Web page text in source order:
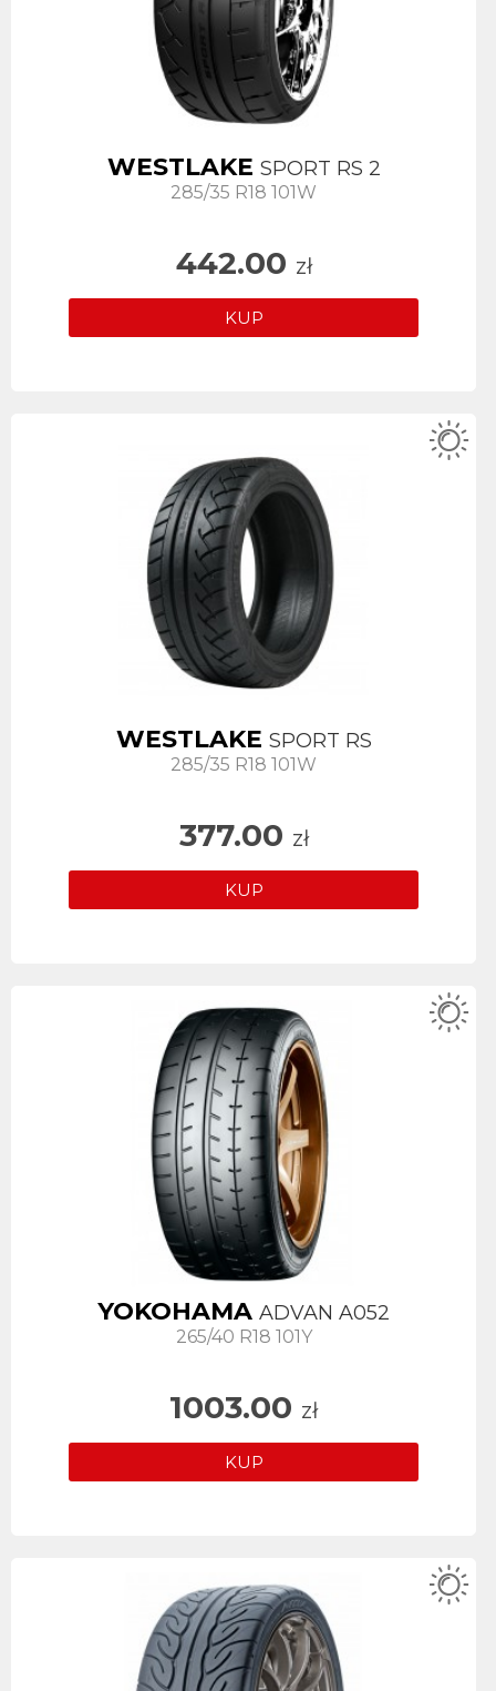
WESTLAKE SPORT RS 2
285/35 R18 101W
442.00 zł
KUP
WESTLAKE SPORT RS
285/35 R18 101W
377.00 zł
KUP
YOKOHAMA ADVAN A052
265/40 R18 101Y
1003.00 zł
KUP